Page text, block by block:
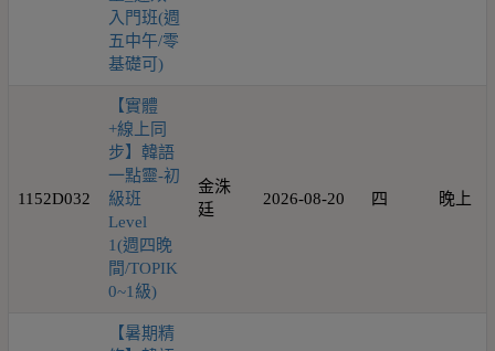
入門班(週
五中午/零
基礎可)
1152D032
【實體
+線上同
步】韓語
一點靈-初
級班
Level
1(週四晚
間/TOPIK
0~1級)
金洙
廷
2026-08-20 四 晚上
【暑期精